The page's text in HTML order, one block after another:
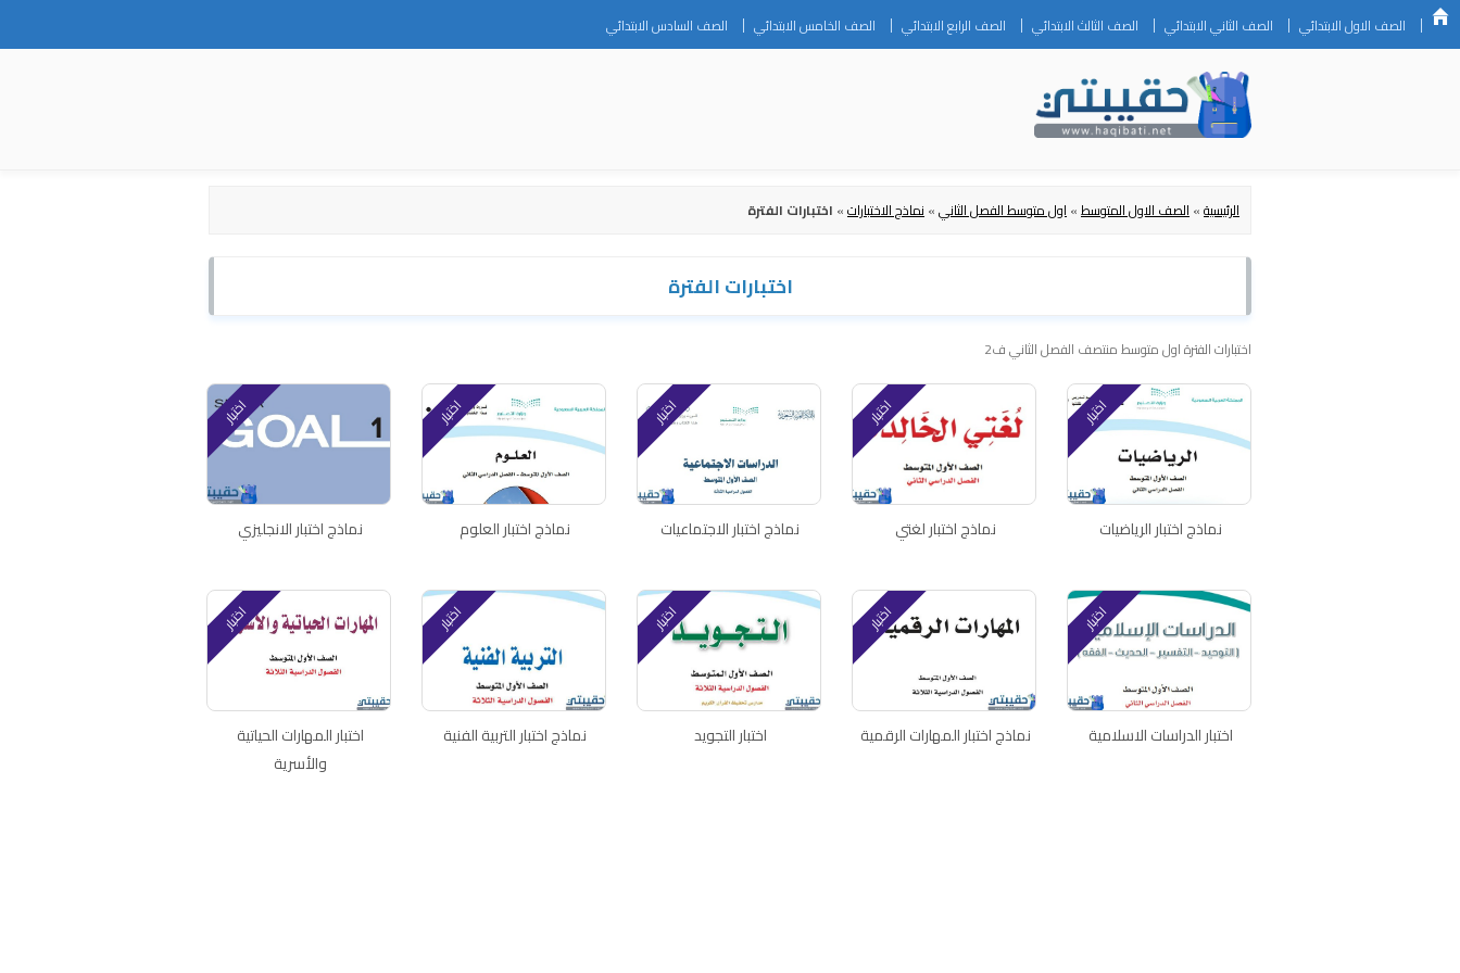
Skip
to
الصف الاول الابتدائي الصف الثاني الابتدائي الصف الثالث الابتدائي الصف الرابع الابتدائي الصف الخامس الابتدائي الصف السادس الابتدائي
الرئيسية»الصف الاول المتوسط»اول متوسط الفصل الثاني»نماذج الاختبارات» اختبارات الفترة
اختبارات الفترة
اختبارات الفترة اول متوسط منتصف الفصل الثاني ف2
اختبار
نماذج اختبار الرياضيات
اختبار
نماذج اختبار لغتي
اختبار
نماذج اختبار الاجتماعيات
اختبار
نماذج اختبار العلوم
اختبار
نماذج اختبار الانجليزي
اختبار
اختبار الدراسات الاسلامية
اختبار
نماذج اختبار المهارات الرقمية
اختبار
اختبار التجويد
اختبار
نماذج اختبار التربية الفنية
اختبار
اختبار المهارات الحياتية
والأسرية